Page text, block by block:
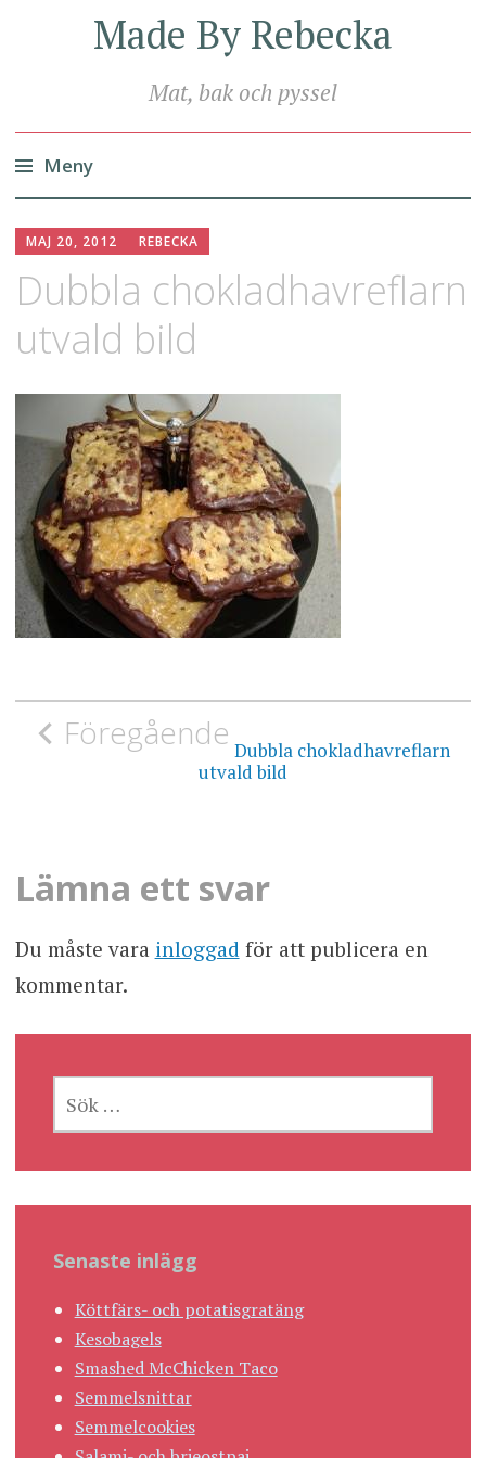
Made By Rebecka
Mat, bak och pyssel
Meny
till
innehåll
MAJ 20, 2012 REBECKA
Dubbla chokladhavreflarn
utvald bild
Inläggsnavigering
Föregående Dubbla chokladhavreflarn
utvald bild
Lämna ett svar
Du måste vara inloggad för att publicera en
kommentar.
EFTER:
Senaste inlägg
Köttfärs- och potatisgratäng
Kesobagels
Smashed McChicken Taco
Semmelsnittar
Semmelcookies